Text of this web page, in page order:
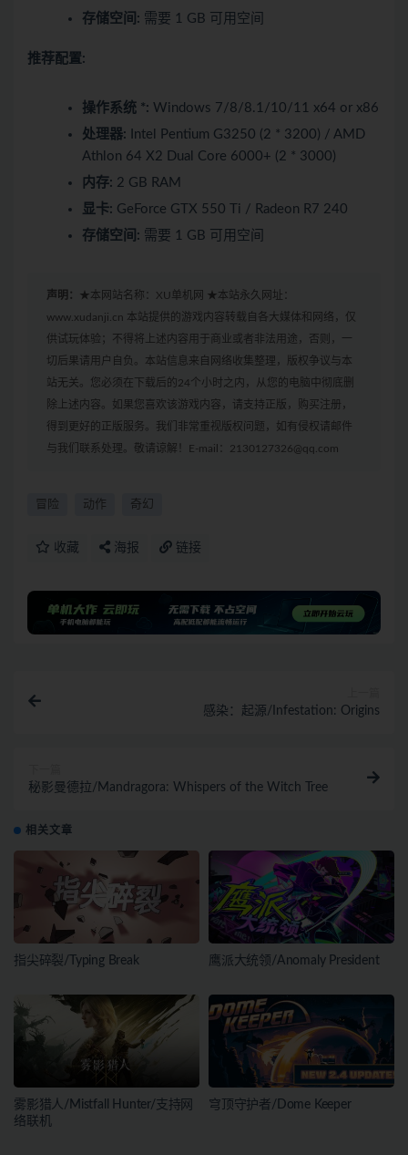
存储空间: 需要 1 GB 可用空间
推荐配置:
操作系统 *: Windows 7/8/8.1/10/11 x64 or x86
处理器: Intel Pentium G3250 (2 * 3200) / AMD
Athlon 64 X2 Dual Core 6000+ (2 * 3000)
内存: 2 GB RAM
显卡: GeForce GTX 550 Ti / Radeon R7 240
存储空间: 需要 1 GB 可用空间
声明： ★本网站名称：XU单机网 ★本站永久网址：
www.xudanji.cn 本站提供的游戏内容转载自各大媒体和网络，仅
供试玩体验；不得将上述内容用于商业或者非法用途，否则，一
切后果请用户自负。本站信息来自网络收集整理，版权争议与本
站无关。您必须在下载后的24个小时之内，从您的电脑中彻底删
除上述内容。如果您喜欢该游戏内容，请支持正版，购买注册，
得到更好的正版服务。我们非常重视版权问题，如有侵权请邮件
与我们联系处理。敬请谅解！E-mail：2130127326@qq.com
冒险 动作 奇幻
收藏 海报 链接
感染：起源/Infestation: Origins
秘影曼德拉/Mandragora: Whispers of the Witch Tree
相关文章
指尖碎裂/Typing Break 鹰派大统领/Anomaly President
雾影猎人/Mistfall Hunter/支持网
络联机
穹顶守护者/Dome Keeper